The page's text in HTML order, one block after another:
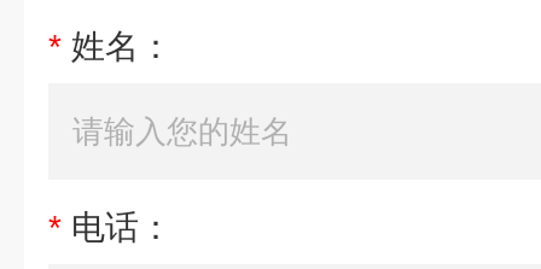
* 姓名：
* 电话：